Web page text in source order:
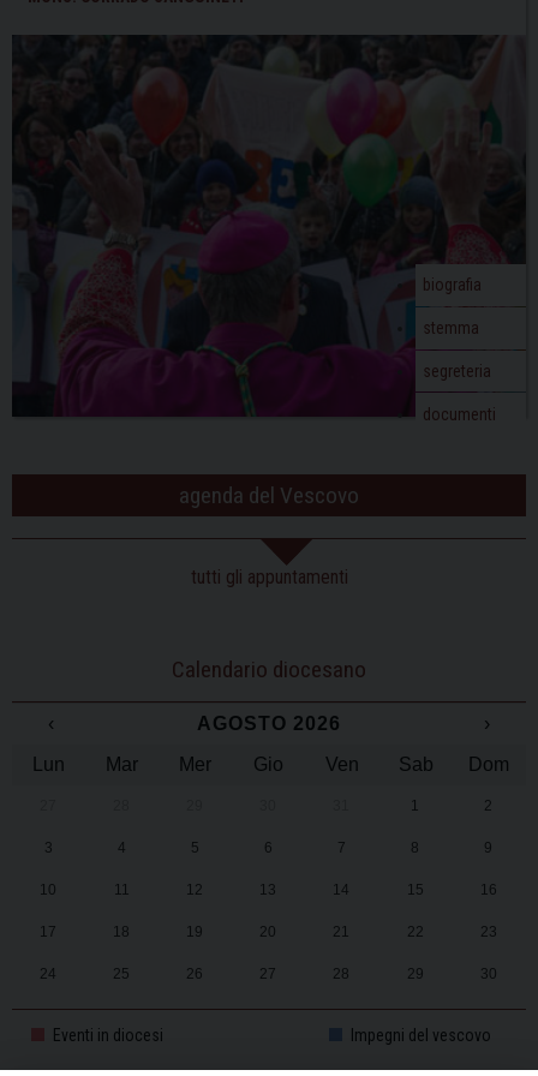
corona
Cristo
a
t
biografia
stemma
segreteria
documenti
agenda del Vescovo
tutti gli appuntamenti
Calendario diocesano
‹ AGOSTO 2026
›
Lun
Mar Mer Gio Ven Sab Dom
1 2
3 4 5 6 7 8 9
10 11 12 13 14 15 16
17 18 19 20 21 22 23
24 25 26 27 28 29 30
31 1 2 3 4 5 6
Eventi in diocesi Impegni del vescovo